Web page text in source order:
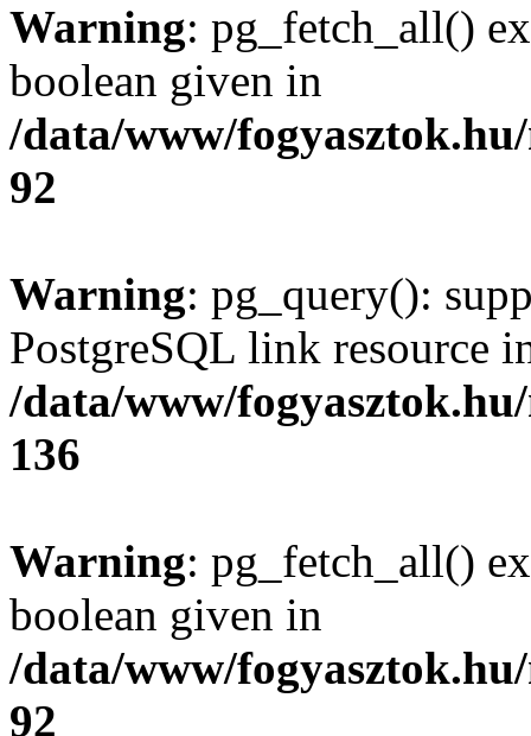
Warning: pg_fetch_all()
boolean given in
/data/www/
92
Warning: pg_query():
PostgreSQL link resource
/data/www/
136
Warning: pg_fetch_all()
boolean given in
/data/www/
92